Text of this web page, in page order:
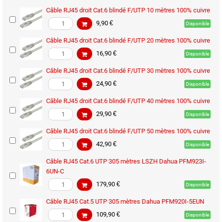
Câble RJ45 droit Cat.6 blindé F/UTP 10 mètres 100% cuivre
9,90 €
Disponible
Câble RJ45 droit Cat.6 blindé F/UTP 20 mètres 100% cuivre
16,90 €
Disponible
Câble RJ45 droit Cat.6 blindé F/UTP 30 mètres 100% cuivre
24,90 €
Disponible
Câble RJ45 droit Cat.6 blindé F/UTP 40 mètres 100% cuivre
29,90 €
Disponible
Câble RJ45 droit Cat.6 blindé F/UTP 50 mètres 100% cuivre
42,90 €
Disponible
Câble RJ45 Cat.6 UTP 305 mètres LSZH Dahua PFM923I-
6UN-C
179,90 €
Disponible
Câble RJ45 Cat.5 UTP 305 mètres Dahua PFM920I-5EUN
109,90 €
Disponible